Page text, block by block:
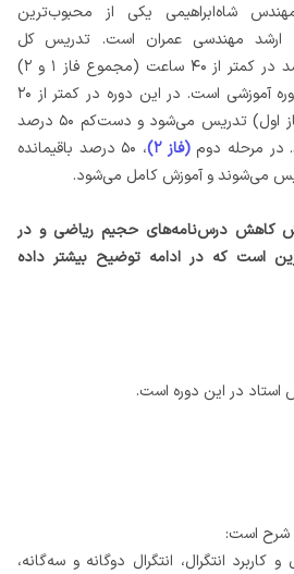
شاه‌ابراهیمی یکی از محبوب‌ترین
ارشد مهندسی عمران است. تدریس کل
ریاضیات کنکور کارشناسی ارشد در کمتر از ۴۰ ساعت (مجموع فاز ۱ و ۲)
ویژگی منحصر به‌ فرد این دوره آموزشی است. در این دوره در کمتر از ۲۰
ساعت مباحث مرحله اول (فاز اول) تدریس می‌شود و دست‌کم ۵۰ درصد
در مرحله دوم(فاز ۲)
، ۵۰ درصد باقیمانده
می‌شوند و آموزش کامل می‌شود.
کاهش درس‌نامه‌های حجیم ریاضی و در
است که در ادامه توضیح بیشتر داده
استاد در این دوره است.
و کاربرد انتگرال، انتگرال دوگانه و سه‌گانه،